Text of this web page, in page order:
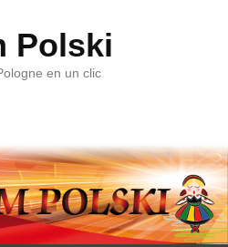
Polski
en un clic